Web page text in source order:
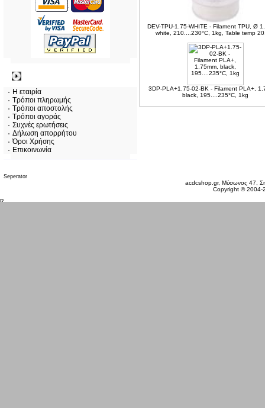
Η εταιρία
Τρόποι πληρωμής
Τρόποι αποστολής
Τρόποι αγοράς
Συχνές ερωτήσεις
Δήλωση απορρήτου
Όροι Χρήσης
Επικοινωνία
DEV-TPU-1.75-WHITE - Filament TPU, Ø
white, 210....230°C, 1kg, Table temp
3DP-PLA+1.75-02-BK - Filament PLA+,
black, 195....235°C, 1kg
acdcshop.gr, Μύσωνος 47,
Copyright ©